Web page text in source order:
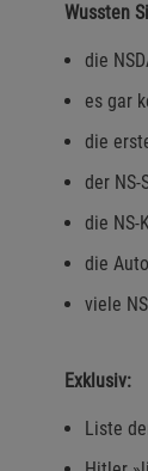
Wussten
die
es gar
die
der
die NS-
die
viele
Exklusiv:
Liste